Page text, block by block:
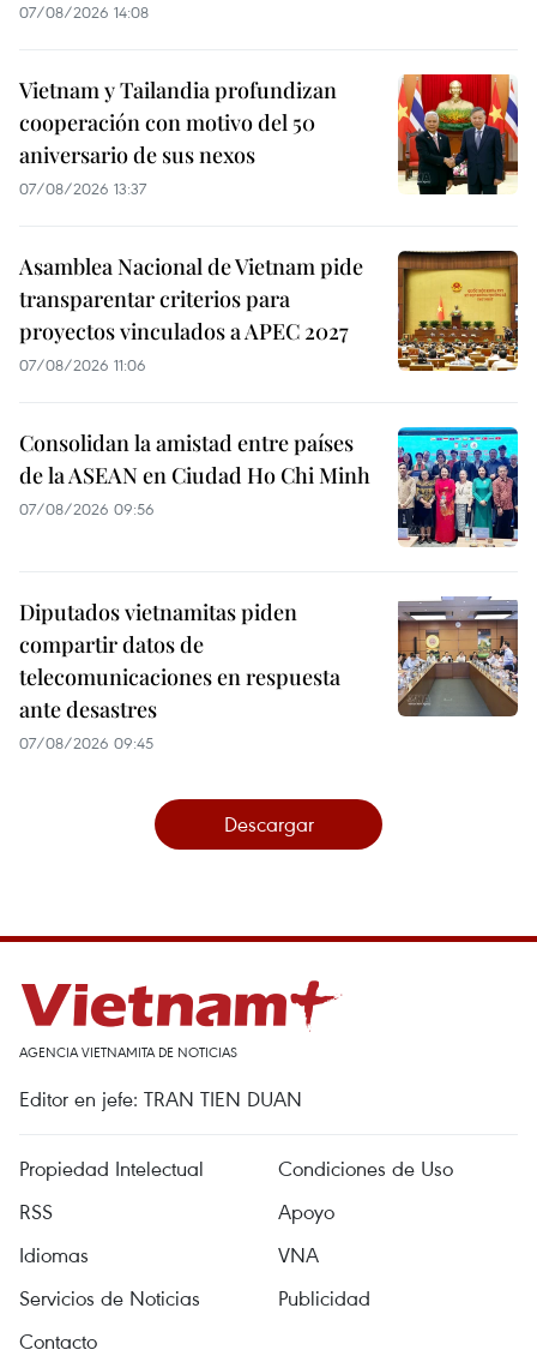
07/08/2026 14:08
Vietnam y Tailandia profundizan
cooperación con motivo del 50
aniversario de sus nexos
07/08/2026 13:37
Asamblea Nacional de Vietnam pide
transparentar criterios para
proyectos vinculados a APEC 2027
07/08/2026 11:06
Consolidan la amistad entre países
de la ASEAN en Ciudad Ho Chi Minh
07/08/2026 09:56
Diputados vietnamitas piden
compartir datos de
telecomunicaciones en respuesta
ante desastres
07/08/2026 09:45
Descargar
AGENCIA VIETNAMITA DE NOTICIAS
Editor en jefe: TRAN TIEN DUAN
Propiedad Intelectual
Condiciones de Uso
RSS
Apoyo
Idiomas
VNA
Servicios de Noticias
Publicidad
Contacto